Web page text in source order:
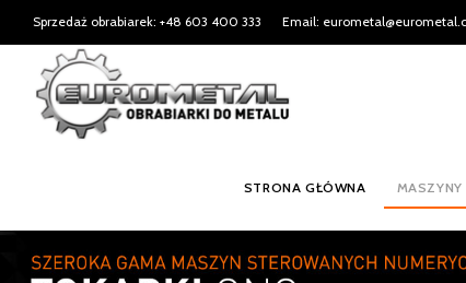
Sprzedaż obrabiarek: +48 603 400 333 Email:
STRONA GŁÓWNA MASZYNY